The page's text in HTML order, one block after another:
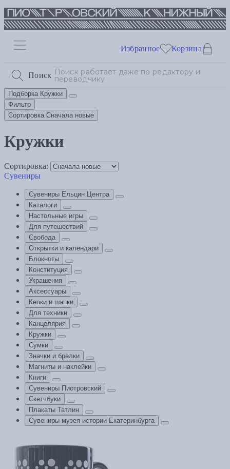
Поиск
Избранное Корзина
Подборка Кружки
Фильтр
Сортировка Сначала новые
Кружки
Сортировка:
Сувениры
Сувениры Ельцин Центра
Каталоги
Настольные игры
Для путешествий
Свобода
Открытки и календари
Блокноты
Конституция
Украшения
Аксессуары
Кепки и шапки
Для техники
Канцелярия
Кружки
Сумки
Значки и брелки
Магниты и наклейки
Книги
Сувениры Пиотровский
Скетчбуки
Плакаты Татлин
Сувениры музея истории Екатеринбурга